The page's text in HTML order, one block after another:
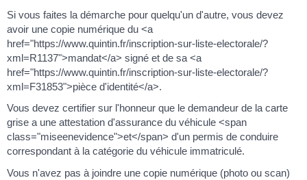
Si vous faites la démarche pour quelqu'un d'autre, vous devez
avoir une copie numérique du <a
href="https://www.quintin.fr/inscription-sur-liste-electorale/?
xml=R1137">mandat</a> signé et de sa <a
href="https://www.quintin.fr/inscription-sur-liste-electorale/?
xml=F31853">pièce d'identité</a>.
Vous devez certifier sur l'honneur que le demandeur de la carte
grise a une attestation d'assurance du véhicule <span
class="miseenevidence">et</span> d'un permis de conduire
correspondant à la catégorie du véhicule immatriculé.
Vous n'avez pas à joindre une copie numérique (photo ou scan)